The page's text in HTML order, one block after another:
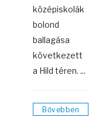
középiskolák
bolond
ballagása
következett
a Hild téren. ...
Bővebben